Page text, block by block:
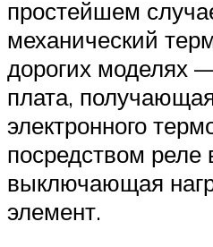
простейшем
механический
дорогих моделях
плата,
электронного
посредством
выключающая
элемент.